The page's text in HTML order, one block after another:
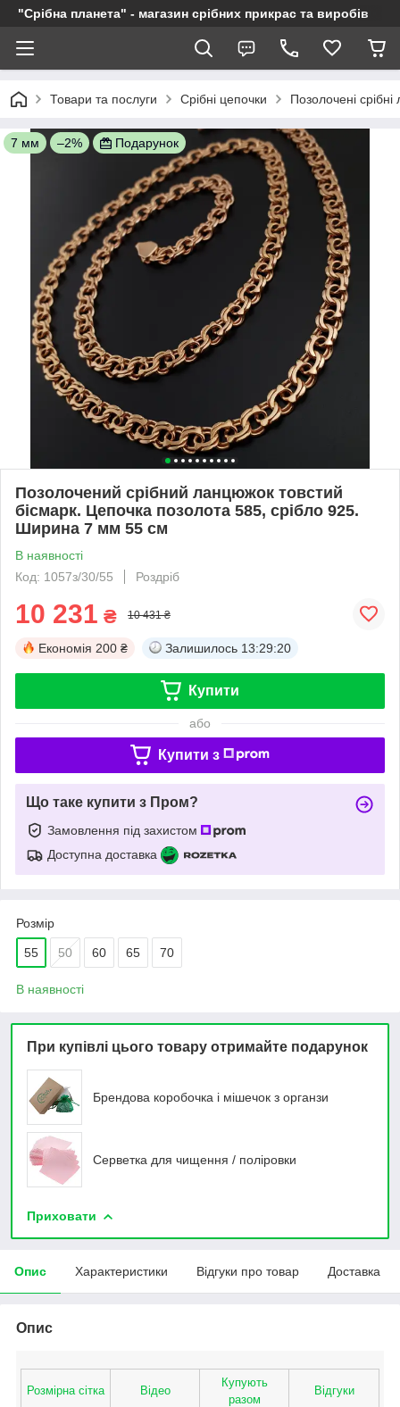
"Срібна планета" - магазин срібних прикрас та виробів
Товари та послуги Срібні цепочки Позолочені
7 мм –2% Подарунок
Позолочений срібний ланцюжок товстий
бісмарк. Цепочка позолота 585, срібло 925.
Ширина 7 мм 55 см
В наявності
Код: 1057з/30/55
Роздріб
10 231 ₴ 10 431 ₴
Економія 200 ₴ Залишилось 13:29:20
Купити
або
Купити з
Що таке купити з Пром?
Замовлення під захистом
Доступна доставка
Розмір
55 50 60 65 70
В наявності
При купівлі цього товару отримайте подарунок
Брендова коробочка і мішечок з органзи
Серветка для чищення / поліровки
Приховати
Опис Характеристики Відгуки про товар Доставка
Опис
Розмірна сітка Відео
Купують
разом
Відгуки